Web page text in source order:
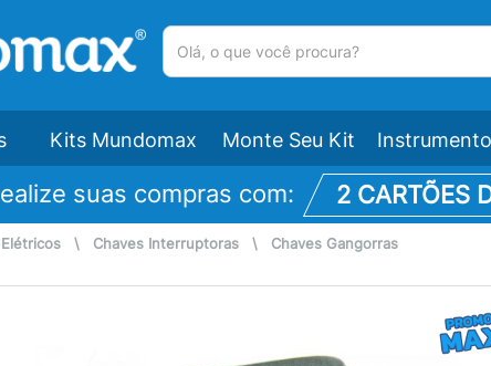
Kits Mundomax Monte Seu Kit
suas compras com: 2 CARTÕES
\ Chaves Interruptoras \ Chaves Gangorras